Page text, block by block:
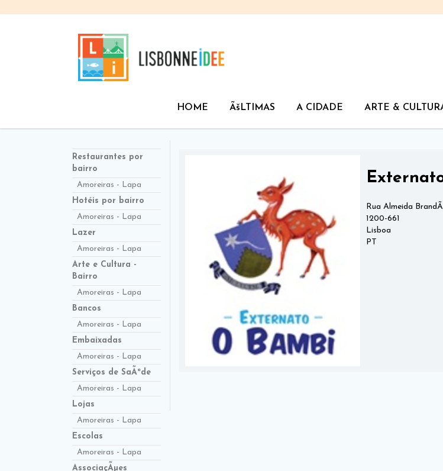
HOME ÃšLTIMAS A CIDADE ARTE &
Restaurantes por
bairro
Amoreiras - Lapa
Hotéis por bairro
Amoreiras - Lapa
Lazer
Amoreiras - Lapa
Arte e Cultura -
Bairro
Amoreiras - Lapa
Bancos
Amoreiras - Lapa
Embaixadas
Amoreiras - Lapa
Serviços de SaÃºde
Amoreiras - Lapa
Lojas
Amoreiras - Lapa
Escolas
Amoreiras - Lapa
AssociaçÃµes
Rua Almeida
1200-661
Lisboa
PT